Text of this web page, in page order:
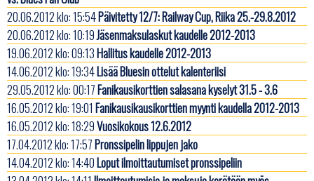
20.06.2012 klo: 15:54Päivitetty 12/7: Railway Cup, Riika 25.-29.8.2012
20.06.2012 klo: 10:19Jäsenmaksulaskut kaudelle 2012-2013
19.06.2012 klo: 09:13Hallitus kaudelle 2012-2013
14.06.2012 klo: 19:34Lisää Bluesin ottelut kalenteriisi
29.05.2012 klo: 00:17Fanikausikorttien salasana kyselyt 31.5 - 3.6
16.05.2012 klo: 19:01 Fanikausikausikorttien myynti kaudella 2012-2013
16.05.2012 klo: 18:29Vuosikokous 12.6.2012
17.04.2012 klo: 17:57Pronssipelin lippujen jako
14.04.2012 klo: 14:40Loput ilmoittautumiset pronssipeliin